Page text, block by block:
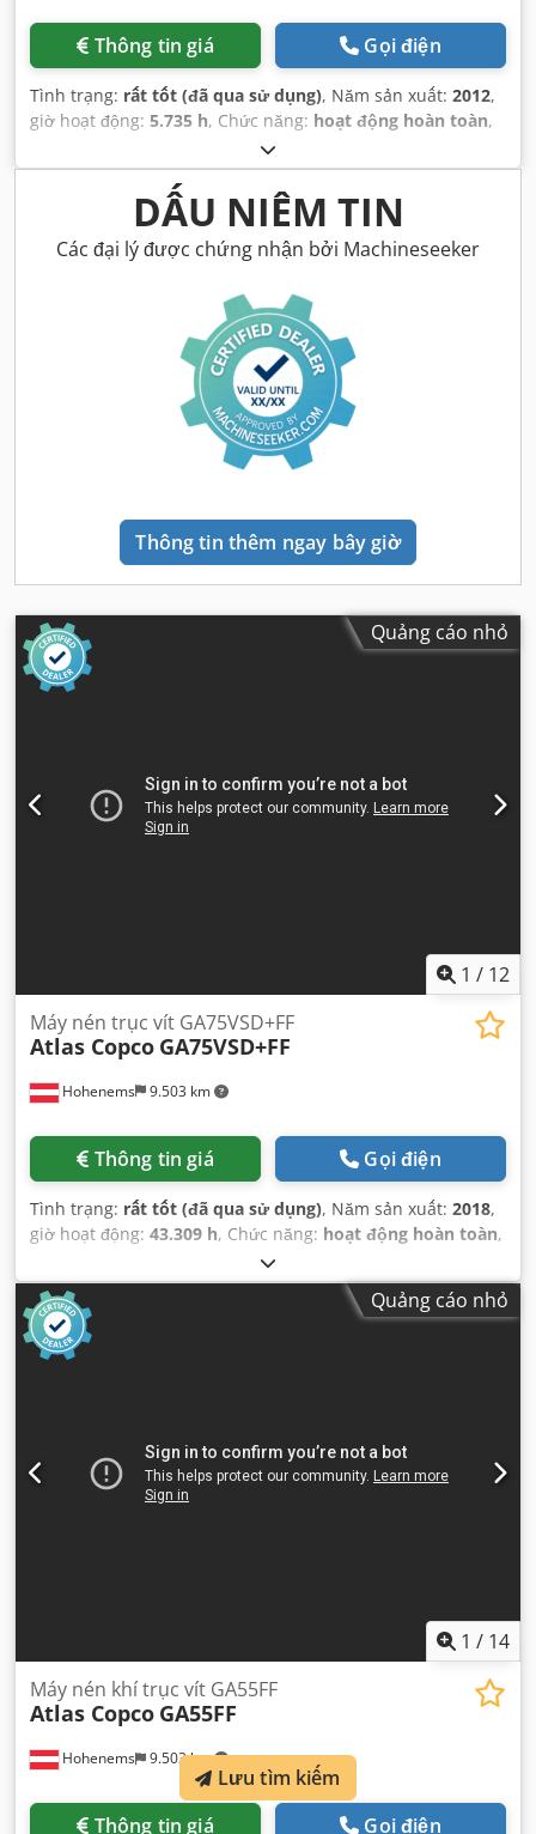
Thông tin giá Gọi điện
Tình trạng: rất tốt (đã qua sử dụng), Năm sản xuất: 2012,
giờ hoạt động: 5.735 h, Chức năng: hoạt động hoàn toàn,
DẤU NIÊM TIN
Các đại lý được chứng nhận bởi Machineseeker
Thông tin thêm ngay bây giờ
Quảng cáo nhỏ
1 / 12
Hohenems 9.503 km
Máy nén trục vít GA75VSD+FF
Atlas Copco GA75VSD+FF
Thông tin giá Gọi điện
Tình trạng: rất tốt (đã qua sử dụng), Năm sản xuất: 2018,
giờ hoạt động: 43.309 h, Chức năng: hoạt động hoàn toàn,
Quảng cáo nhỏ
1 / 14
Hohenems 9.503 km
Máy nén khí trục vít GA55FF
Atlas Copco GA55FF
Thông tin giá Gọi điện
Lưu tìm kiếm